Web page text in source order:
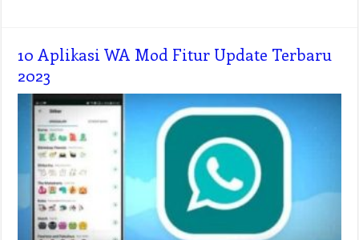
10 Aplikasi WA Mod Fitur Update Terbaru
2023